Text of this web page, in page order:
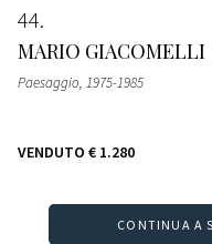
44
MARIO GIACOMELLI
Paesaggio, 1975-1985
VENDUTO € 1.280
CONTINUA A